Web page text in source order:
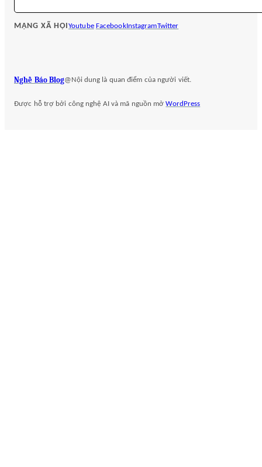
e
a
MẠNG XÃ HỘIYoutube FacebookInstagramTwitter
Nghề Báo Blog@Nội dung là quan điểm của người viết.
Được hỗ trợ bởi công nghệ AI và mã nguồn mởWordPress